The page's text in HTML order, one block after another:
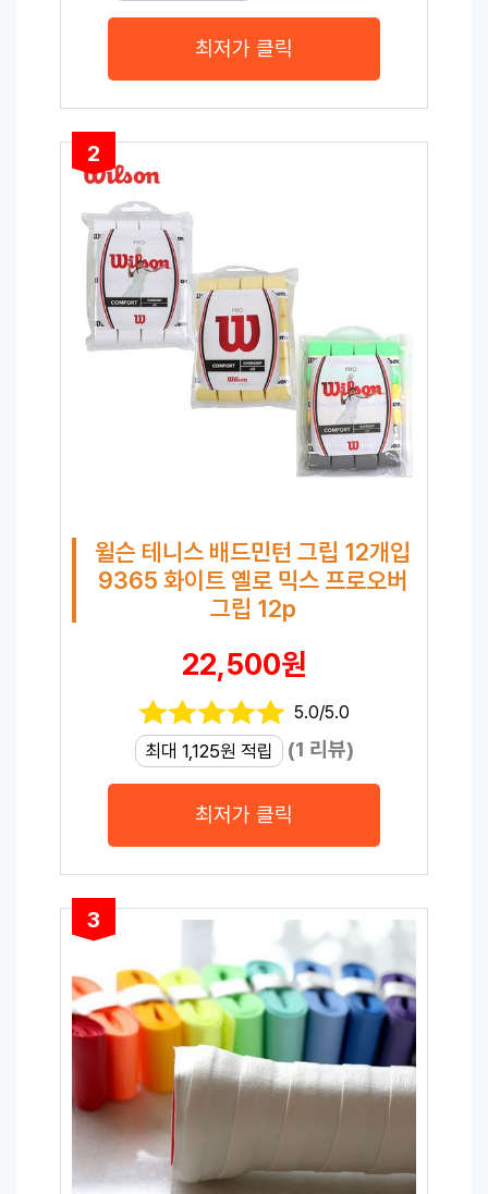
최저가 클릭
2
윌슨 테니스 배드민턴 그립 12개입
9365 화이트 옐로 믹스 프로오버
그립 12p
22,500원
5.0/5.0
최대 1,125원 적립 (1 리뷰)
최저가 클릭
3